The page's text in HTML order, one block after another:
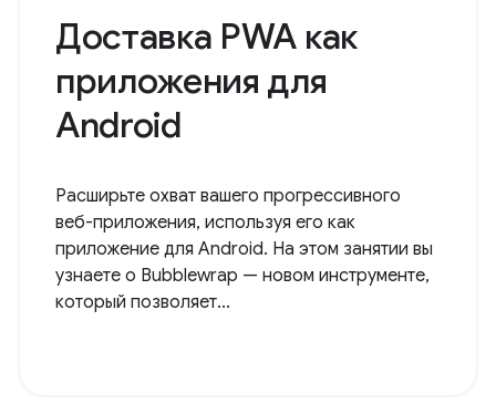
Доставка PWA как
приложения для
Android
Расширьте охват вашего прогрессивного
веб-приложения, используя его как
приложение для Android. На этом занятии вы
узнаете о Bubblewrap — новом инструменте,
который позволяет...